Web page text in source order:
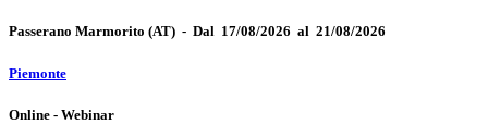
Passerano Marmorito (AT) - Dal 17/08/2026 al 21/08/2026
Piemonte
Online - Webinar